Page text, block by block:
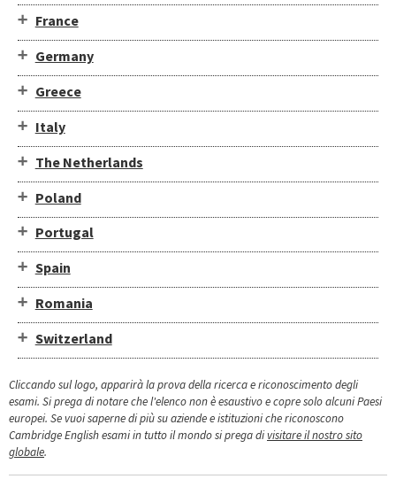
France
Germany
Greece
Italy
The Netherlands
Poland
Portugal
Spain
Romania
Switzerland
Cliccando sul logo, apparirà la prova della ricerca e riconoscimento degli
esami. Si prega di notare che l'elenco non è esaustivo e copre solo alcuni Paesi
europei. Se vuoi saperne di più su aziende e istituzioni che riconoscono
Cambridge English esami in tutto il mondo si prega divisitare il nostro sito
globale.